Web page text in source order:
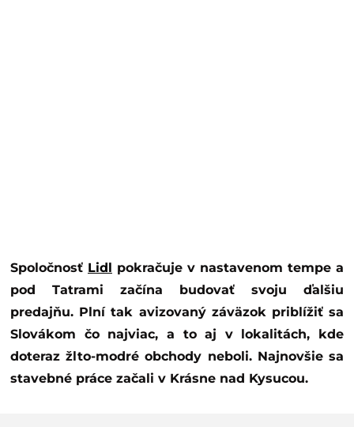
Spoločnosť Lidl pokračuje v nastavenom tempe a
pod Tatrami začína budovať svoju ďalšiu
predajňu. Plní tak avizovaný záväzok priblížiť sa
Slovákom čo najviac, a to aj v lokalitách, kde
doteraz žlto-modré obchody neboli. Najnovšie sa
stavebné práce začali v Krásne nad Kysucou.